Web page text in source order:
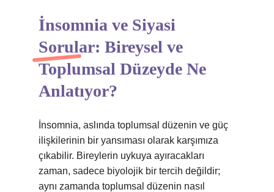
İnsomnia ve Siyasi
Sorular: Bireysel ve
Toplumsal Düzeyde Ne
Anlatıyor?
İnsomnia, aslında toplumsal düzenin ve güç
ilişkilerinin bir yansıması olarak karşımıza
çıkabilir. Bireylerin uykuya ayıracakları
zaman, sadece biyolojik bir tercih değildir;
aynı zamanda toplumsal düzenin nasıl